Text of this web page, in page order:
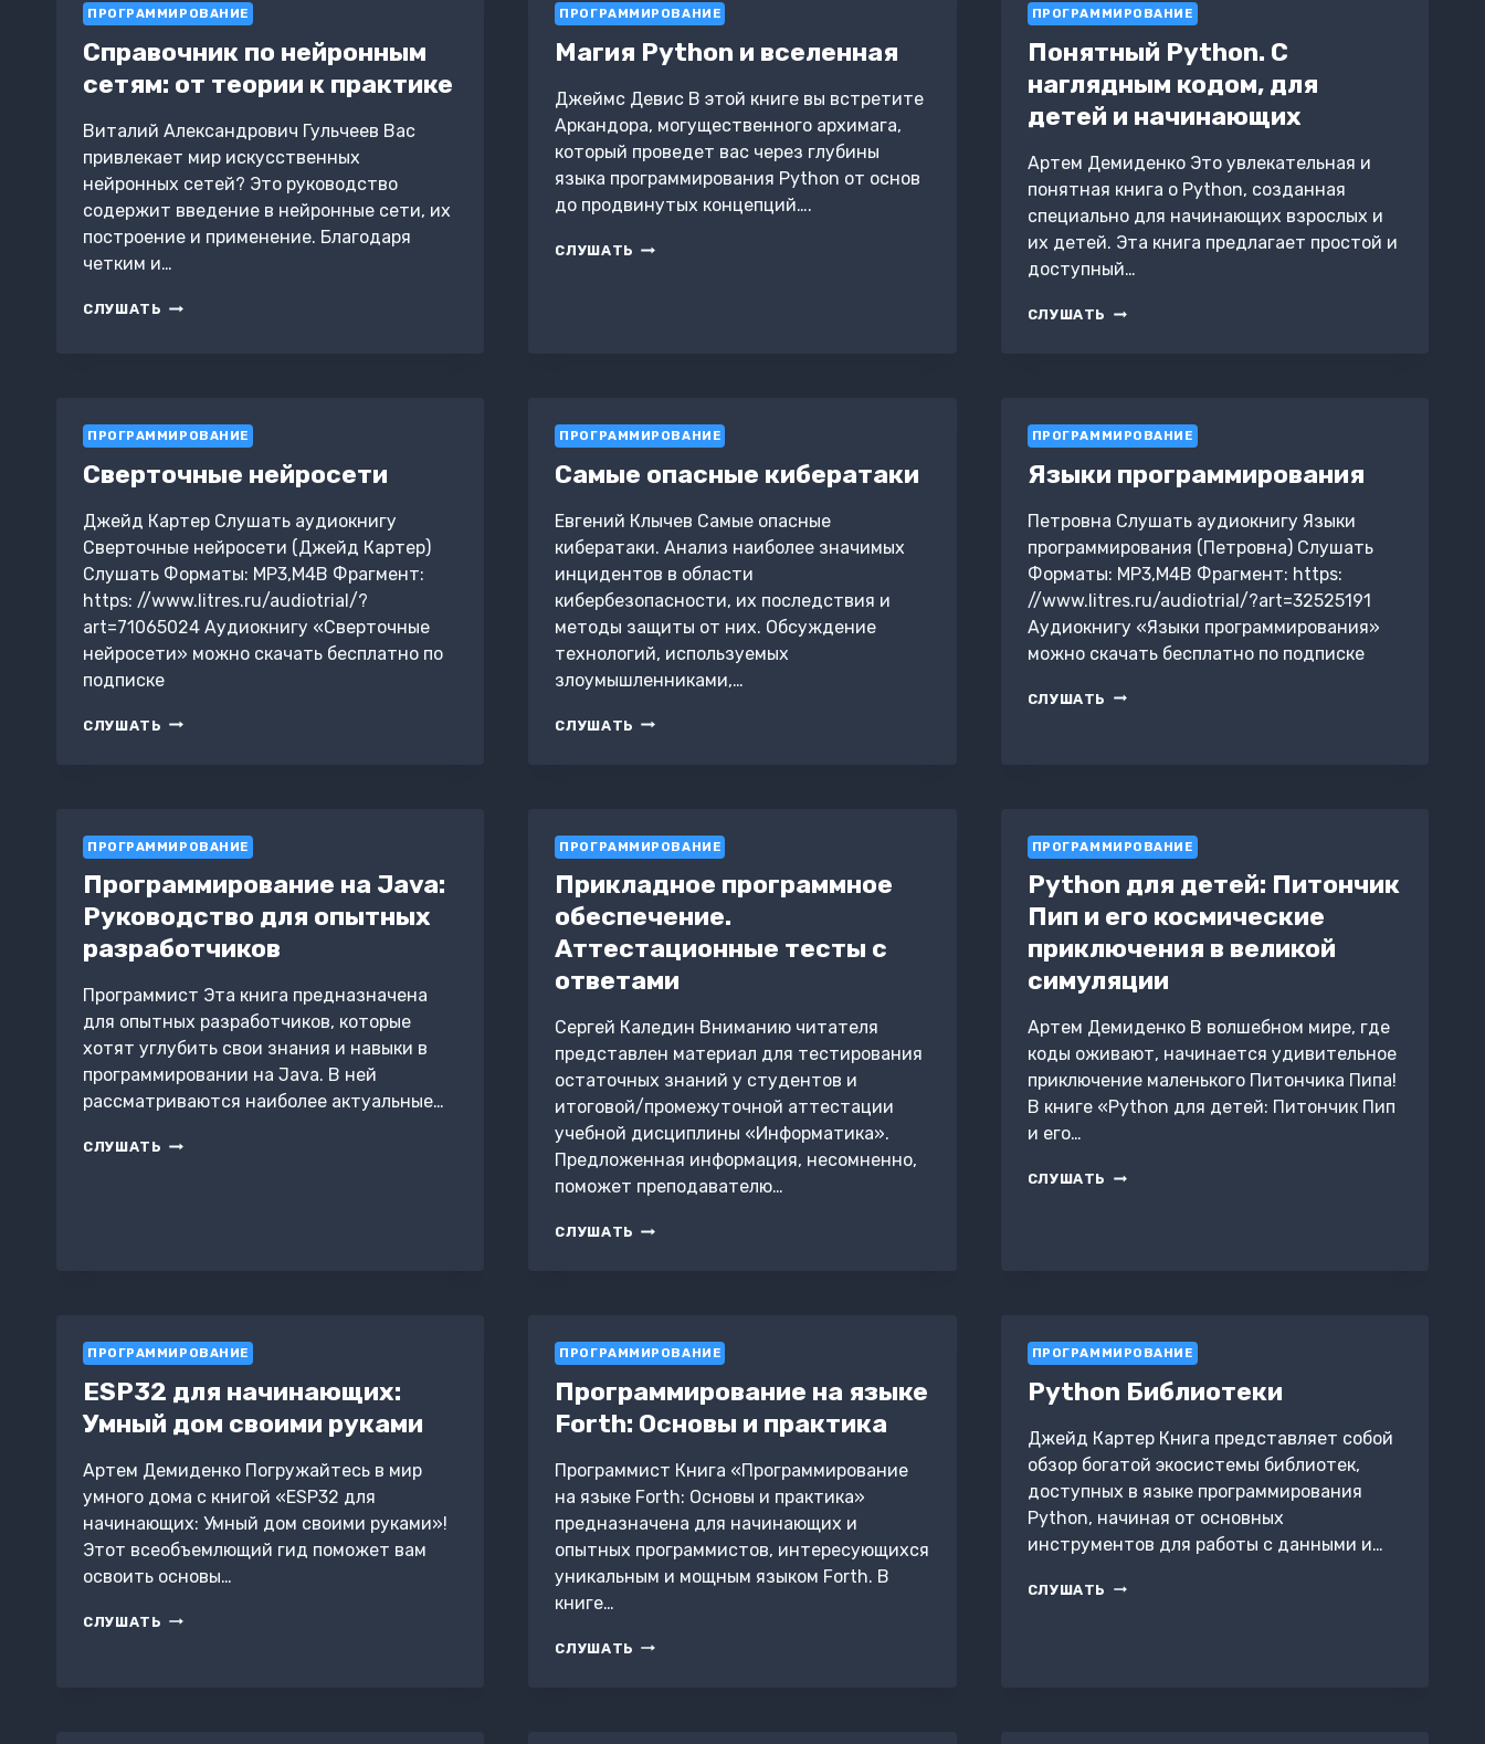
С
НАГЛЯДНЫМ
И
КОДОМ
ПРОГРАММИРОВАНИЕ
Справочник по нейронным
сетям: от теории к практике
Виталий Александрович Гульчеев Вас
привлекает мир искусственных
нейронных сетей? Это руководство
содержит введение в нейронные сети, их
построение и применение. Благодаря
четким и…
СЛУШАТЬ СПРАВОЧНИК
К
ПРАКТИКЕ
ПРОГРАММИРОВАНИЕ
Магия Python и вселенная
Джеймс Девис В этой книге вы встретите
Аркандора, могущественного архимага,
который проведет вас через глубины
языка программирования Python от основ
до продвинутых концепций….
СЛУШАТЬ МАГИЯ
ПРОГРАММИРОВАНИЕ
Понятный Python. С
наглядным кодом, для
детей и начинающих
Артем Демиденко Это увлекательная и
понятная книга о Python, созданная
специально для начинающих взрослых и
их детей. Эта книга предлагает простой и
доступный…
СЛУШАТЬ ПОНЯТНЫЙ
ДЕТЕЙ
НАЧИНАЮЩИХ
ПРОГРАММИРОВАНИЕ
Сверточные нейросети
Джейд Картер Слушать аудиокнигу
Сверточные нейросети (Джейд Картер)
Слушать Форматы: MP3,M4B Фрагмент:
https: //www.litres.ru/audiotrial/?
art=71065024 Аудиокнигу «Сверточные
нейросети» можно скачать бесплатно по
подписке
СЛУШАТЬ СВЕРТОЧНЫЕ
ПРОГРАММИРОВАНИЕ
Самые опасные кибератаки
Евгений Клычев Самые опасные
кибератаки. Анализ наиболее значимых
инцидентов в области
кибербезопасности, их последствия и
методы защиты от них. Обсуждение
технологий, используемых
злоумышленниками,…
СЛУШАТЬ САМЫЕ
ПРОГРАММИРОВАНИЕ
Языки программирования
Петровна Слушать аудиокнигу Языки
программирования (Петровна) Слушать
Форматы: MP3,M4B Фрагмент: https:
//www.litres.ru/audiotrial/?art=32525191
Аудиокнигу «Языки программирования»
можно скачать бесплатно по подписке
СЛУШАТЬ ЯЗЫКИ
ПРОГРАММИРОВАНИЕ
Программирование на Java:
Руководство для опытных
разработчиков
Программист Эта книга предназначена
для опытных разработчиков, которые
хотят углубить свои знания и навыки в
программировании на Java. В ней
рассматриваются наиболее актуальные…
СЛУШАТЬ ПРОГРАММИРОВАНИЕ
ПРОГРАММИРОВАНИЕ
Прикладное программное
обеспечение.
Аттестационные тесты с
ответами
Сергей Каледин Вниманию читателя
представлен материал для тестирования
остаточных знаний у студентов и
итоговой/промежуточной аттестации
учебной дисциплины «Информатика».
Предложенная информация, несомненно,
поможет преподавателю…
СЛУШАТЬ ПРИКЛАДНОЕ
ОТВЕТАМИ
ПРОГРАММИРОВАНИЕ
Python для детей: Питончик
Пип и его космические
приключения в великой
симуляции
Артем Демиденко В волшебном мире, где
коды оживают, начинается удивительное
приключение маленького Питончика Пипа!
В книге «Python для детей: Питончик Пип
и его…
СЛУШАТЬ PYTHON
ПРИКЛЮЧЕНИЯ
В
ВЕЛИКОЙ
ПРОГРАММИРОВАНИЕ
ESP32 для начинающих:
Умный дом своими руками
Артем Демиденко Погружайтесь в мир
умного дома с книгой «ESP32 для
начинающих: Умный дом своими руками»!
Этот всеобъемлющий гид поможет вам
освоить основы…
СЛУШАТЬ ESP32
ПРОГРАММИРОВАНИЕ
Программирование на языке
Forth: Основы и практика
Программист Книга «Программирование
на языке Forth: Основы и практика»
предназначена для начинающих и
опытных программистов, интересующихся
уникальным и мощным языком Forth. В
книге…
СЛУШАТЬ ПРОГРАММИРОВАНИЕ
ПРОГРАММИРОВАНИЕ
Python Библиотеки
Джейд Картер Книга представляет собой
обзор богатой экосистемы библиотек,
доступных в языке программирования
Python, начиная от основных
инструментов для работы с данными и…
СЛУШАТЬ PYTHON